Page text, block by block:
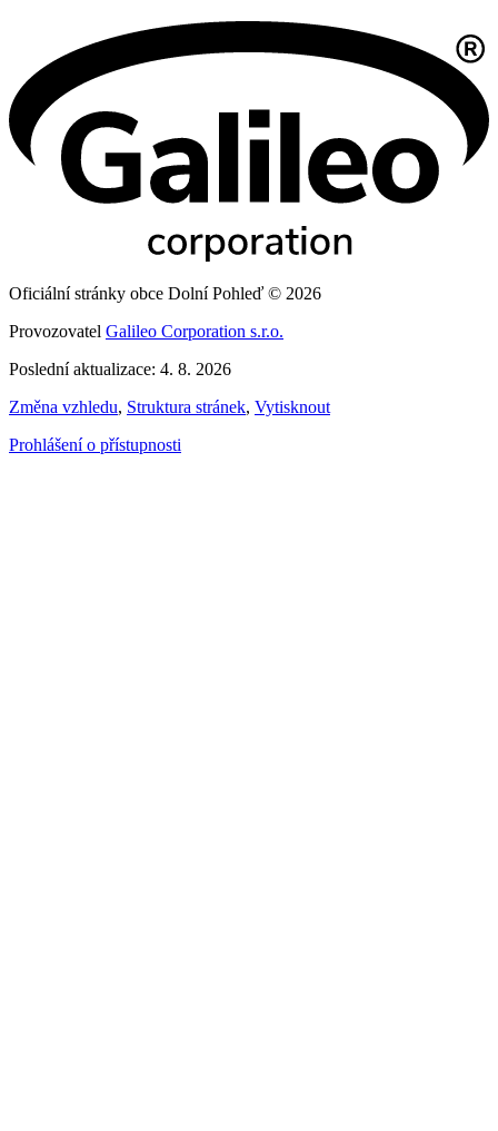
Oficiální stránky obce Dolní Pohleď © 2026
Provozovatel Galileo Corporation s.r.o.
Poslední aktualizace: 4. 8. 2026
Změna vzhledu, Struktura stránek, Vytisknout
Prohlášení o přístupnosti